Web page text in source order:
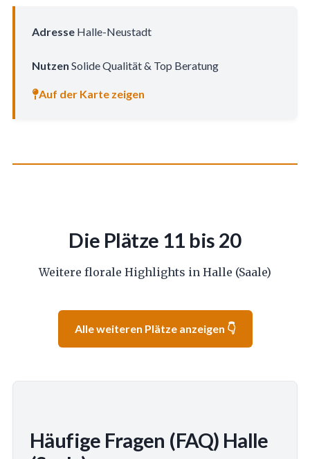
AdresseHalle-Neustadt
Nutzen Solide Qualität & Top Beratung
Auf der Karte zeigen
Die Plätze 11 bis 20
Weitere florale Highlights in Halle (Saale)
Alle weiteren Plätze anzeigen 👇
Häufige Fragen (FAQ) Halle